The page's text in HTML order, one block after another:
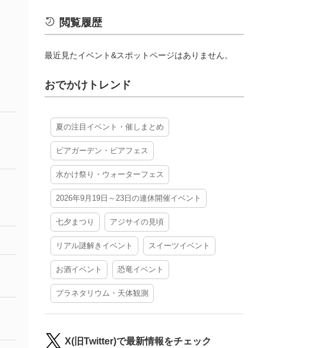
閲覧履歴
最近見たイベント&スポットページはありません。
おでかけトレンド
夏の注目イベント・催しまとめ
ビアガーデン・ビアフェス
水かけ祭り・ウォーターフェス
2026年9月19日～23日の連休開催イベント
七夕まつり アジサイの見頃
リアル謎解きイベント スイーツイベント
お酒イベント 恐竜イベント
プラネタリウム・天体観測
X(旧Twitter)で最新情報をチェック